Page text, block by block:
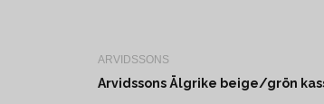
ARVIDSSONS
Arvidssons Älgrike beige/grön